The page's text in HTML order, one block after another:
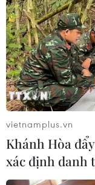
TIN LIÊN
vietnamplus.vn
Khánh Hòa
xác định danh